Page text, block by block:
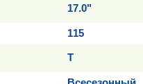
17.0"
115
T